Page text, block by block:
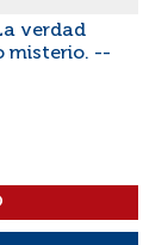
verdad
misterio. --